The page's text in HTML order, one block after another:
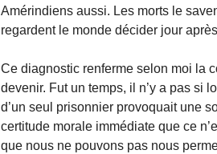
Amérindiens aussi. Les morts le
regardent le monde décider jour
Ce diagnostic renferme selon moi la
devenir. Fut un temps, il n’y a pas si
d’un seul prisonnier provoquait une
certitude morale immédiate que ce
que nous ne pouvons pas nous